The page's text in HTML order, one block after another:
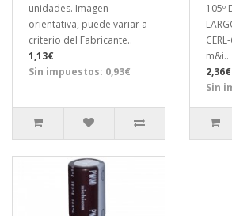
unidades. Imagen
orientativa, puede variar a
criterio del Fabricante..
1,13€
Sin impuestos: 0,93€
105º
m&i..
2,36€
Sin